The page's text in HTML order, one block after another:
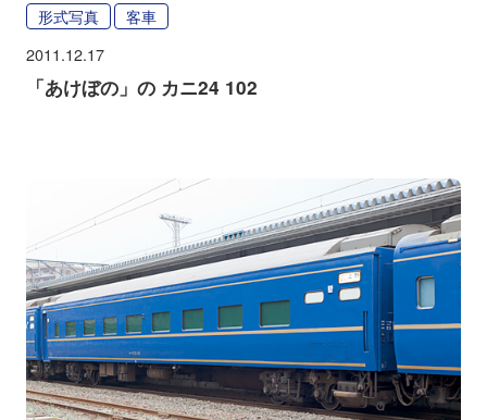
形式写真 客車
2011.12.17
「あけぼの」の カニ24 102